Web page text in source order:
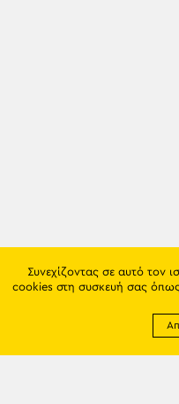
Συνεχίζοντας σε αυτό τον
cookies στη συσκευή σας